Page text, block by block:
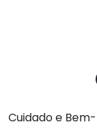
Cuidado e